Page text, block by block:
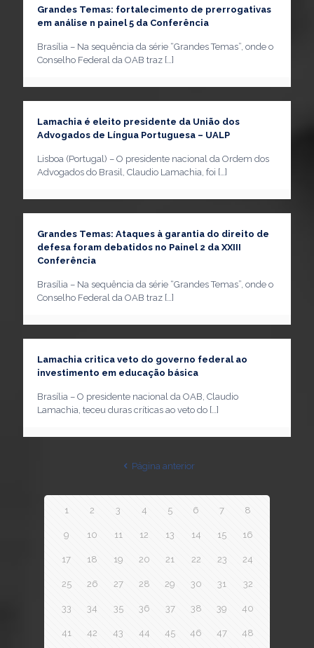
Grandes Temas: fortalecimento de prerrogativas
em análise n painel 5 da Conferência
Brasília – Na sequência da série “Grandes Temas”, onde o
Conselho Federal da OAB traz […]
Lamachia é eleito presidente da União dos
Advogados de Língua Portuguesa – UALP
Lisboa (Portugal) – O presidente nacional da Ordem dos
Advogados do Brasil, Claudio Lamachia, foi […]
Grandes Temas: Ataques à garantia do direito de
defesa foram debatidos no Painel 2 da XXIII
Conferência
Brasília – Na sequência da série “Grandes Temas”, onde o
Conselho Federal da OAB traz […]
Lamachia critica veto do governo federal ao
investimento em educação básica
Brasília – O presidente nacional da OAB, Claudio
Lamachia, teceu duras críticas ao veto do […]
Página anterior
1 2 3 4 5 6 7 8
9 10 11 12 13 14 15 16
17 18 19 20 21 22 23 24
25 26 27 28 29 30 31 32
33 34 35 36 37 38 39 40
41 42 43 44 45 46 47 48